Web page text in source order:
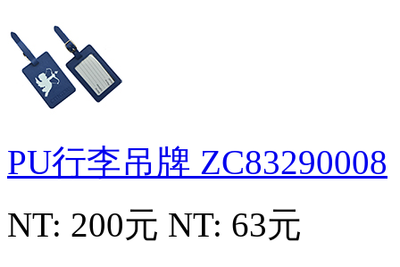
PU行李吊牌 ZC83290008
NT: 200元 NT: 63元